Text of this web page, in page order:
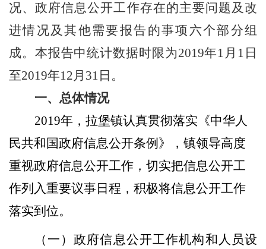
况、政府信息公开工作存在的主要问题及改
进情况及其他需要报告的事项 六个部分组
成。 本报告中统计数据时限为2019年1月1日
至2019年12月31日。
一、 总体情况
2019年，拉堡镇认真贯彻落实《中华人
民共和国政府信息公开条例》，镇领导高度
重视政府信息公开工作，切实把信息公开工
作列入重要议事日程，积极将信息公开工作
落实到位。
（一）政府信息公开工作机构和人员设